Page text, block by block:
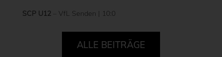
SCP U12– VfL Senden | 10:0
ALLE BEITRÄGE